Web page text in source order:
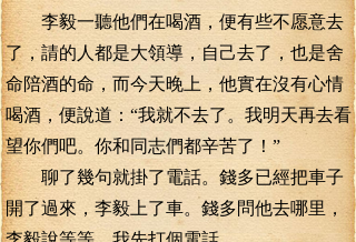
李毅一聽他們在喝酒，便有些不愿意去
了，請的人都是大領導，自己去了，也是舍
命陪酒的命，而今天晚上，他實在沒有心情
喝酒，便說道：“我就不去了。我明天再去看
望你們吧。你和同志們都辛苦了！”
聊了幾句就掛了電話。錢多已經把車子
開了過來，李毅上了車。錢多問他去哪里，